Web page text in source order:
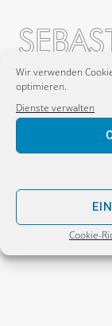
Wir verwenden
optimieren.
Dienste verwalten
Cookie-
Postanschrift:
Sebastian
Alternative
Bürgerbüro
Postfach 30
02811 Görlitz